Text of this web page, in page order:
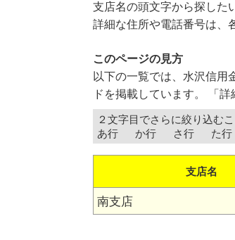
支店名の頭文字から探した
詳細な住所や電話番号は、
このページの見方
以下の一覧では、水沢信用
ドを掲載しています。 「
２文字目でさらに絞り込む
あ行 か行 さ行 た行
支店名
南支店